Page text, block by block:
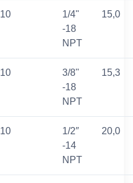
10
1/4"
-18
NPT
15,0
10
3/8"
-18
NPT
15,3
10
1/2″
-14
NPT
20,0